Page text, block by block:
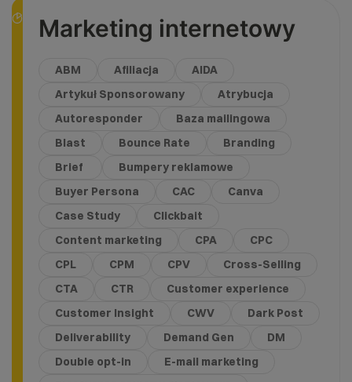
Marketing internetowy
ABM Afiliacja
AIDA
Artykuł Sponsorowany
Atrybucja
Autoresponder
Baza mailingowa
Blast
Bounce Rate
Branding
Brief
Bumpery reklamowe
Buyer Persona
CAC
Canva
Case Study
Clickbait
Content marketing
CPA
CPC
CPL
CPM CPV
Cross-Selling
CTA
CTR
Customer experience
Customer Insight
CWV
Dark Post
Deliverability
Demand Gen
DM
Double opt-in
E-mail marketing